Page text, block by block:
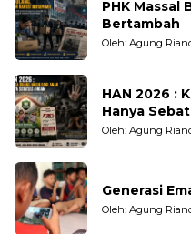
PHK Massal
Bertambah
Oleh: Agung
HAN 2026 :
Hanya
Oleh: Agung
Generasi
Oleh: Agung